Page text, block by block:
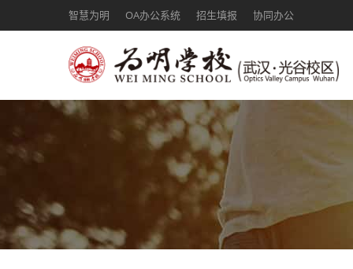
智慧为明 OA办公系统 招生填报 协同办公